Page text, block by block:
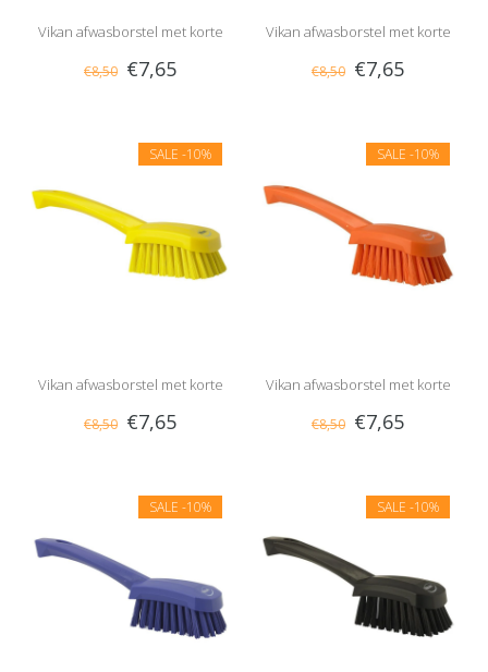
Vikan afwasborstel met korte
steel, hard
€8,50 €7,65
Vikan afwasborstel met korte
steel, hard
€8,50 €7,65
SALE -10%
Vikan afwasborstel met korte
steel, hard
€8,50 €7,65
SALE -10%
Vikan afwasborstel met korte
steel, hard
€8,50 €7,65
SALE -10% SALE -10%